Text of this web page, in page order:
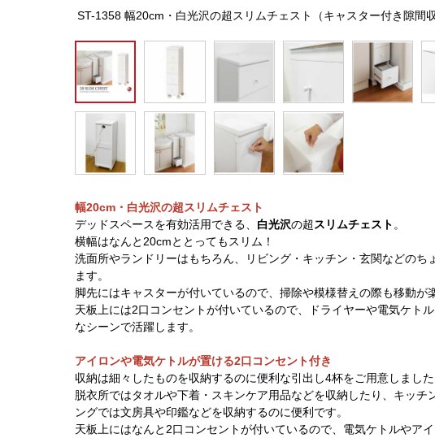
ST-1358 幅20cm・白光沢の超スリムチェスト（キャスター付き隙間
幅20cm・白光沢の超スリムチェスト
デッドスペースを有効活用できる、 白光沢の超スリムチェスト 。
横幅はなんと20cmととってもスリム！
洗面所やランドリーはもちろん、リビング・キッチン・玄関などのち
ます。
脚先にはキャスターが付いているので、掃除や模様替えの際も移動が
天板上には2口コンセントが付いているので、ドライヤーや電気ケト
なシーンで活躍します。
アイロンや電気ケトルが置ける2口コンセント付き
収納は細々したものを収納するのに便利な引出し4杯をご用意しました
脱衣所ではタオルや下着・スキンケア用品などを収納したり、キッチ
ングでは文房具や印鑑などを収納するのに便利です。
天板上にはなんと2口コンセントが付いているので、電気ケトルやアイ